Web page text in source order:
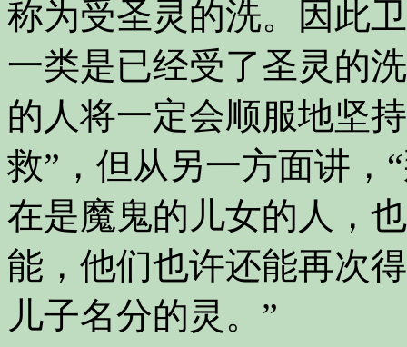
称为受圣灵的洗。因此
一类是已经受了圣灵的
的人将一定会顺服地坚
救” ，但从另一方面讲，
在是魔鬼的儿女的人，
能，他们也许还能再次
儿子名分的灵。”